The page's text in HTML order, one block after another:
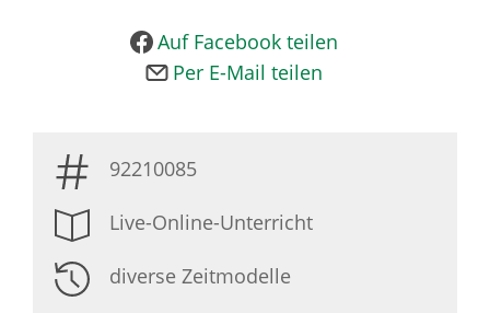
Auf Facebook teilen
Per E-Mail teilen
92210085
Live-Online-Unterricht
diverse Zeitmodelle